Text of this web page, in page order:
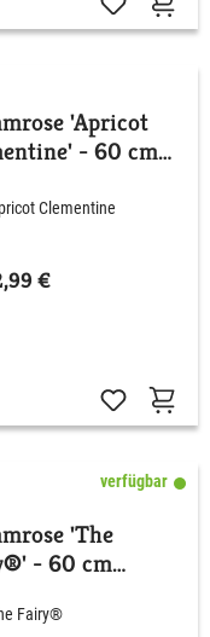
'Apricot
- 60 cm
Clementine
€
verfügbar
'The
- 60 cm
Fairy®